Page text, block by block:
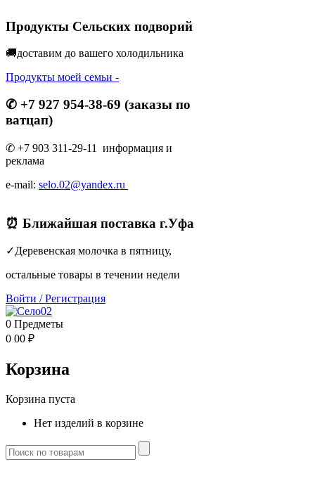
Продукты Сельских подворий
🚚доставим до вашего холодильника
Продукты моей семьи -
✆ +7 927 954-38-69 (заказы по
ватцап)
✆ +7 903 311-29-11 информация и
реклама
e-mail: selo.02@yandex.ru
⏰ Ближайшая поставка г.Уфа
✓Деревенская молочка в пятницу,
остальные товары в течении недели
Войти /Регистрация
0 Предметы
0 00 ₽
Корзина
Корзина пуста
Нет изделий в корзине